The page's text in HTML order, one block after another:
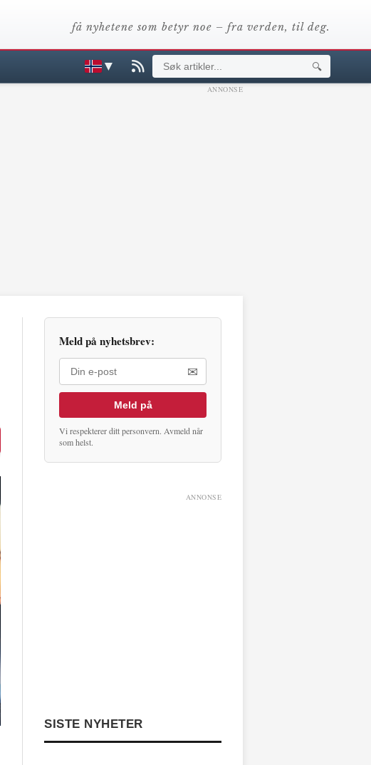
få nyhetene som betyr noe – fra verden, til deg.
▼ 🔍
ANNONSE
Meld på nyhetsbrev:
✉
Meld på
Vi respekterer ditt personvern. Avmeld når
som helst.
ANNONSE
SISTE NYHETER